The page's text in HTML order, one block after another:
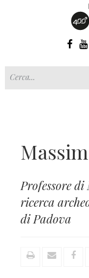
Professore
ricerca
di Padova